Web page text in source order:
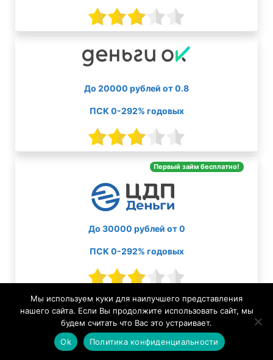
До 20000 рублей от 0.8
ПСК 0-292% годовых
Первый займ бесплатно!
До 30000 рублей от 0
ПСК 0-292% годовых
До 30000 рублей от 0.8
Мы используем куки для наилучшего представления
нашего сайта. Если Вы продолжите использовать сайт, мы
будем считать что Вас это устраивает.
Ok
Политика конфиденциальности